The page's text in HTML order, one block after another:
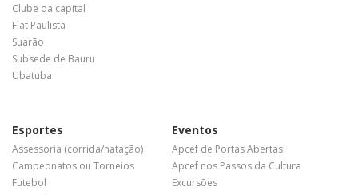
Clube da capital
Flat Paulista
Suarão
Subsede de Bauru
Ubatuba
Esportes
Assessoria (corrida/natação)
Campeonatos ou Torneios
Futebol
Eventos
Apcef de Portas Abertas
Apcef nos Passos da Cultura
Excursões